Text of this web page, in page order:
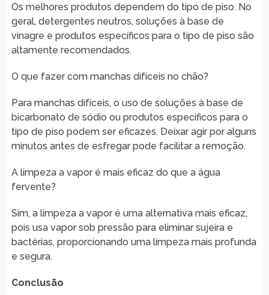
Os melhores produtos dependem do tipo de piso. No
geral, detergentes neutros, soluções à base de
vinagre e produtos específicos para o tipo de piso são
altamente recomendados.
O que fazer com manchas difíceis no chão?
Para manchas difíceis, o uso de soluções à base de
bicarbonato de sódio ou produtos específicos para o
tipo de piso podem ser eficazes. Deixar agir por alguns
minutos antes de esfregar pode facilitar a remoção.
A limpeza a vapor é mais eficaz do que a água
fervente?
Sim, a limpeza a vapor é uma alternativa mais eficaz,
pois usa vapor sob pressão para eliminar sujeira e
bactérias, proporcionando uma limpeza mais profunda
e segura.
Conclusão